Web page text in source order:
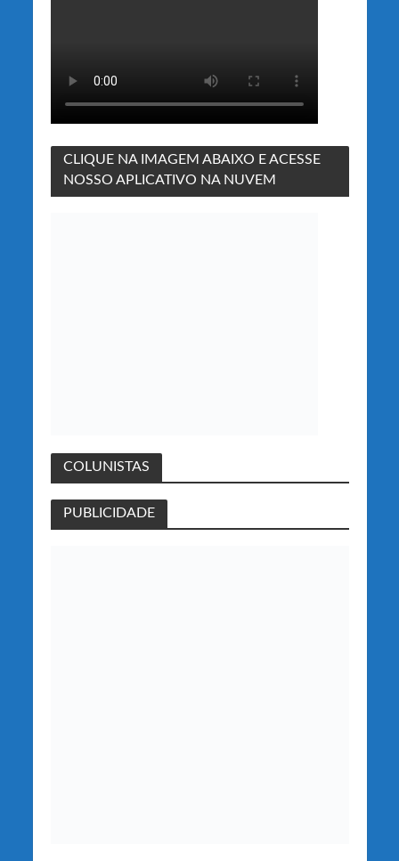
CLIQUE NA IMAGEM ABAIXO E ACESSE
NOSSO APLICATIVO NA NUVEM
COLUNISTAS
PUBLICIDADE